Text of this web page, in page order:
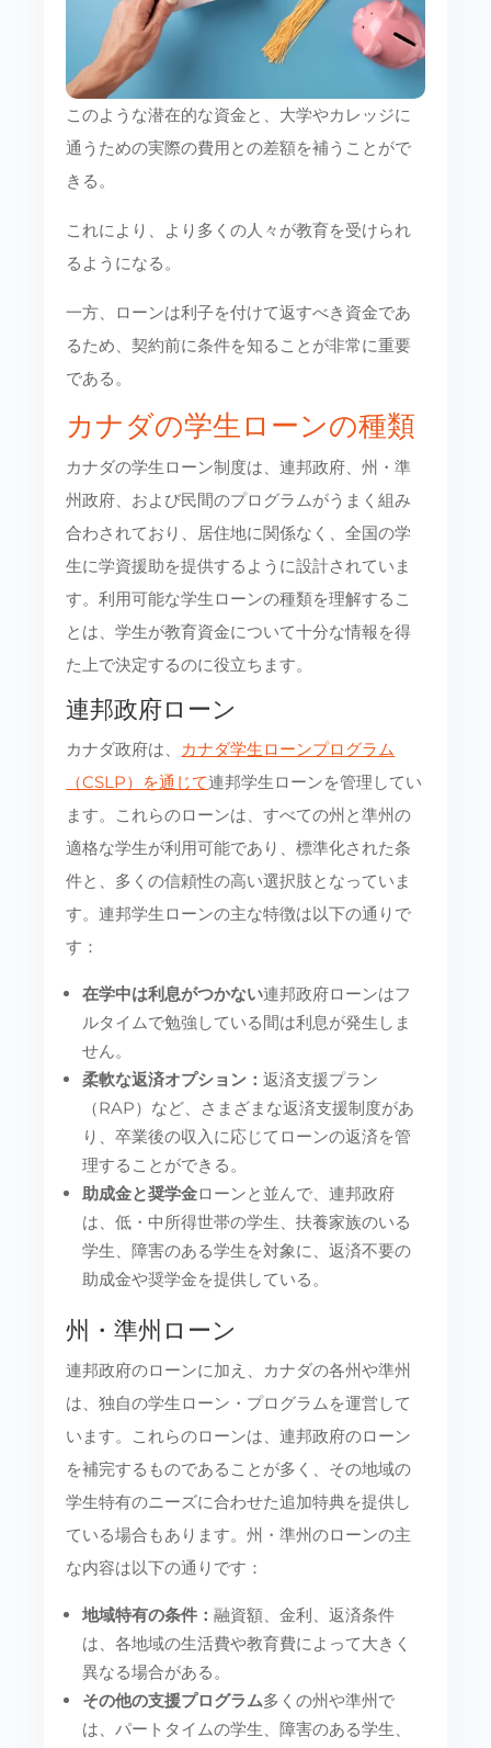
このような潜在的な資金と、大学やカレッジに
通うための実際の費用との差額を補うことがで
きる。
これにより、より多くの人々が教育を受けられ
るようになる。
一方、ローンは利子を付けて返すべき資金であ
るため、契約前に条件を知ることが非常に重要
である。
カナダの学生ローンの種類
カナダの学生ローン制度は、連邦政府、州・準
州政府、および民間のプログラムがうまく組み
合わされており、居住地に関係なく、全国の学
生に学資援助を提供するように設計されていま
す。利用可能な学生ローンの種類を理解するこ
とは、学生が教育資金について十分な情報を得
た上で決定するのに役立ちます。
連邦政府ローン
カナダ政府は、 カナダ学生ローンプログラム
（CSLP）を通じて連邦学生ローンを管理してい
ます。これらのローンは、すべての州と準州の
適格な学生が利用可能であり、標準化された条
件と、多くの信頼性の高い選択肢となっていま
す。連邦学生ローンの主な特徴は以下の通りで
す：
在学中は利息がつかない連邦政府ローンはフ
ルタイムで勉強している間は利息が発生しま
せん。
柔軟な返済オプション：返済支援プラン
（RAP）など、さまざまな返済支援制度があ
り、卒業後の収入に応じてローンの返済を管
理することができる。
助成金と奨学金ローンと並んで、連邦政府
は、低・中所得世帯の学生、扶養家族のいる
学生、障害のある学生を対象に、返済不要の
助成金や奨学金を提供している。
州・準州ローン
連邦政府のローンに加え、カナダの各州や準州
は、独自の学生ローン・プログラムを運営して
います。これらのローンは、連邦政府のローン
を補完するものであることが多く、その地域の
学生特有のニーズに合わせた追加特典を提供し
ている場合もあります。州・準州のローンの主
な内容は以下の通りです：
地域特有の条件：融資額、金利、返済条件
は、各地域の生活費や教育費によって大きく
異なる場合がある。
その他の支援プログラム多くの州や準州で
は、パートタイムの学生、障害のある学生、